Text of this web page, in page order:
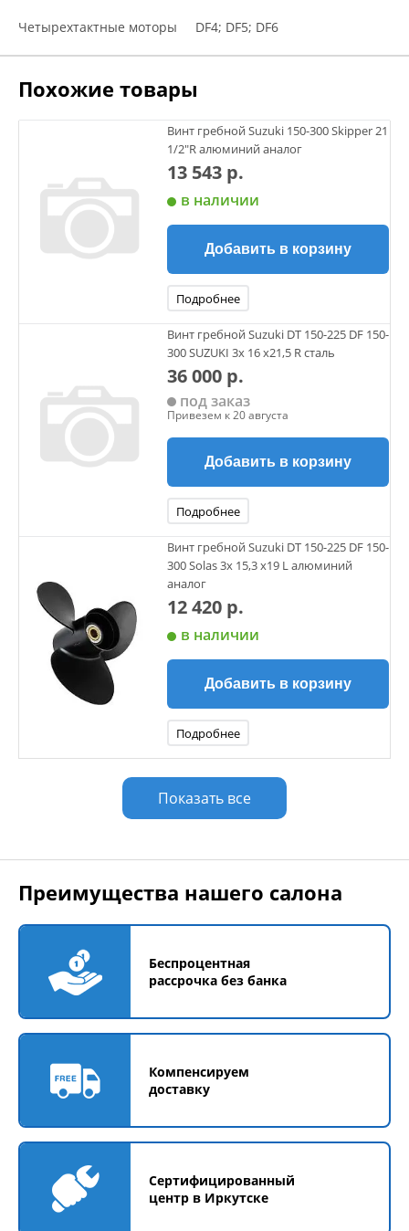
Четырехтактные моторы DF4; DF5; DF6
Похожие товары
Винт гребной Suzuki 150-300 Skipper 21
1/2"R алюминий аналог
13 543 р.
в наличии
Добавить в корзину
Подробнее
Винт гребной Suzuki DT 150-225 DF 150-
300 SUZUKI 3х 16 х21,5 R сталь
36 000 р.
под заказ
Привезем к 20 августа
Добавить в корзину
Подробнее
Винт гребной Suzuki DT 150-225 DF 150-
300 Solas 3х 15,3 х19 L алюминий
аналог
12 420 р.
в наличии
Добавить в корзину
Подробнее
Показать все
Преимущества нашего салона
Беспроцентная
рассрочка без банка
Компенсируем
доставку
Сертифицированный
центр в Иркутске